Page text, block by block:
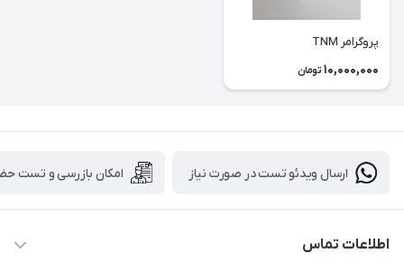
پروگرامر TNM
10,000,000 تومان
ارسال ویدئو تست در صورت نیاز امکان بازرسی و تست
اطلاعات تماس